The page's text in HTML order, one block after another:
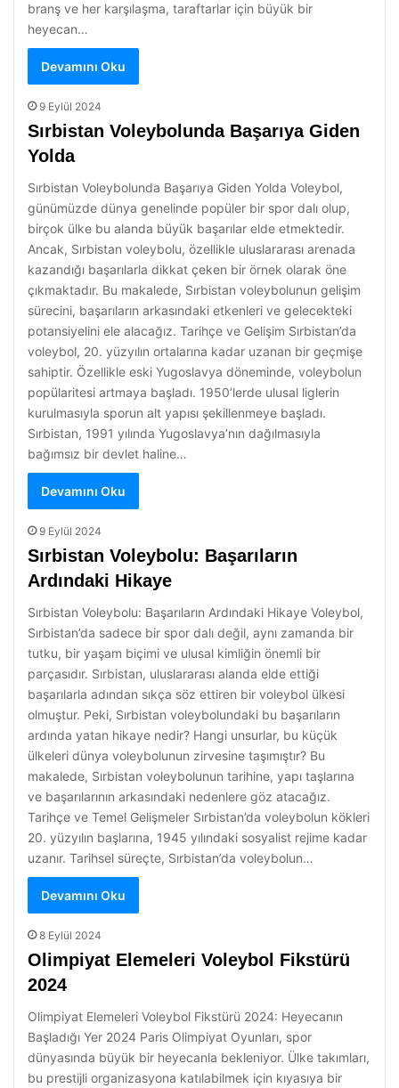
branş ve her karşılaşma, taraftarlar için büyük bir
heyecan…
Devamını Oku
9 Eylül 2024
Sırbistan Voleybolunda Başarıya Giden
Yolda
Sırbistan Voleybolunda Başarıya Giden Yolda Voleybol,
günümüzde dünya genelinde popüler bir spor dalı olup,
birçok ülke bu alanda büyük başarılar elde etmektedir.
Ancak, Sırbistan voleybolu, özellikle uluslararası arenada
kazandığı başarılarla dikkat çeken bir örnek olarak öne
çıkmaktadır. Bu makalede, Sırbistan voleybolunun gelişim
sürecini, başarıların arkasındaki etkenleri ve gelecekteki
potansiyelini ele alacağız. Tarihçe ve Gelişim Sırbistan’da
voleybol, 20. yüzyılın ortalarına kadar uzanan bir geçmişe
sahiptir. Özellikle eski Yugoslavya döneminde, voleybolun
popülaritesi artmaya başladı. 1950’lerde ulusal liglerin
kurulmasıyla sporun alt yapısı şekillenmeye başladı.
Sırbistan, 1991 yılında Yugoslavya’nın dağılmasıyla
bağımsız bir devlet haline…
Devamını Oku
9 Eylül 2024
Sırbistan Voleybolu: Başarıların
Ardındaki Hikaye
Sırbistan Voleybolu: Başarıların Ardındaki Hikaye Voleybol,
Sırbistan’da sadece bir spor dalı değil, aynı zamanda bir
tutku, bir yaşam biçimi ve ulusal kimliğin önemli bir
parçasıdır. Sırbistan, uluslararası alanda elde ettiği
başarılarla adından sıkça söz ettiren bir voleybol ülkesi
olmuştur. Peki, Sırbistan voleybolundaki bu başarıların
ardında yatan hikaye nedir? Hangi unsurlar, bu küçük
ülkeleri dünya voleybolunun zirvesine taşımıştır? Bu
makalede, Sırbistan voleybolunun tarihine, yapı taşlarına
ve başarılarının arkasındaki nedenlere göz atacağız.
Tarihçe ve Temel Gelişmeler Sırbistan’da voleybolun kökleri
20. yüzyılın başlarına, 1945 yılındaki sosyalist rejime kadar
uzanır. Tarihsel süreçte, Sırbistan’da voleybolun…
Devamını Oku
8 Eylül 2024
Olimpiyat Elemeleri Voleybol Fikstürü
2024
Olimpiyat Elemeleri Voleybol Fikstürü 2024: Heyecanın
Başladığı Yer 2024 Paris Olimpiyat Oyunları, spor
dünyasında büyük bir heyecanla bekleniyor. Ülke takımları,
bu prestijli organizasyona katılabilmek için kıyasıya bir